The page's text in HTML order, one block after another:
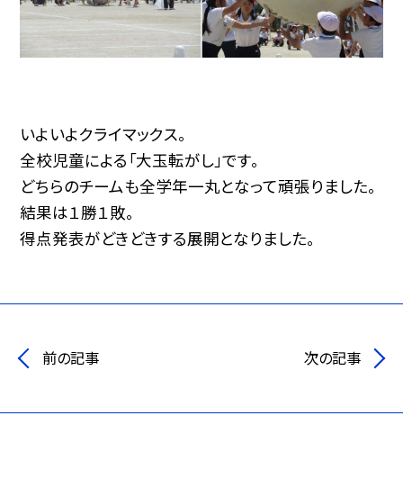
いよいよクライマックス。
全校児童による「大玉転がし」です。
どちらのチームも全学年一丸となって頑張りました。
結果は１勝１敗。
得点発表がどきどきする展開となりました。
前の記事 次の記事